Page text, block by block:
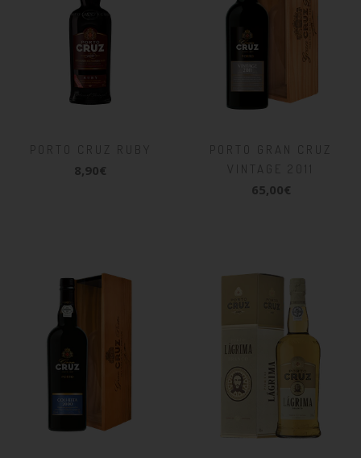
PORTO CRUZ RUBY
8,90€
PORTO GRAN CRUZ
VINTAGE 2011
65,00€